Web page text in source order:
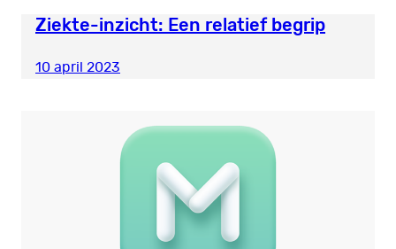
Ziekte-inzicht: Een relatief begrip
10 april 2023